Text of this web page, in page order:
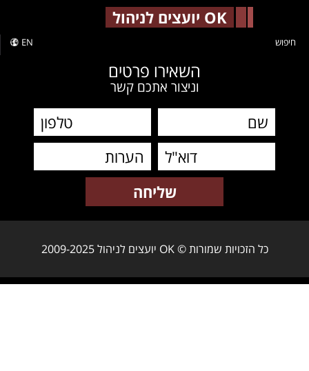
OK יועצים לניהול
EN חיפוש
השאירו פרטים
וניצור אתכם קשר
כל הזכויות שמורות © OK יועצים לניהול 2009-2025